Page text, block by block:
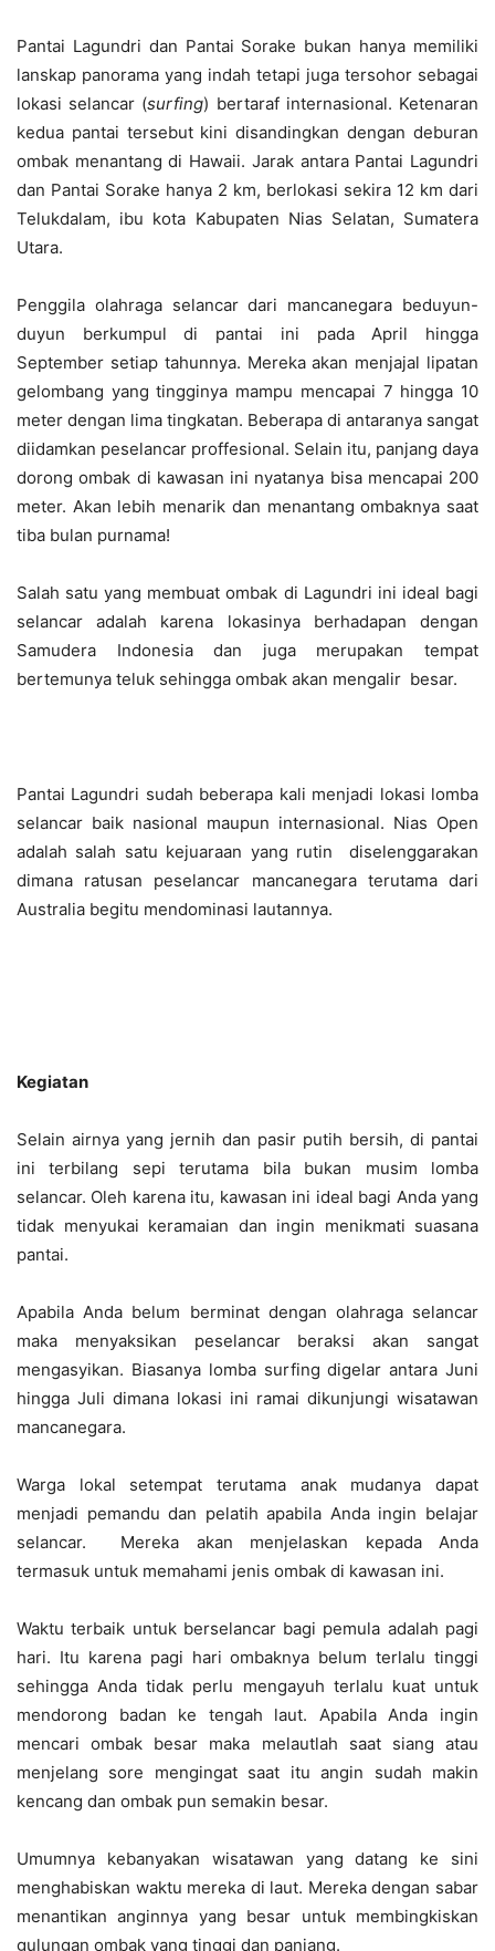
Pantai Lagundri dan Pantai Sorake bukan hanya memiliki
lanskap panorama yang indah tetapi juga tersohor sebagai
lokasi selancar (surfing) bertaraf internasional. Ketenaran
kedua pantai tersebut kini disandingkan dengan deburan
ombak menantang di Hawaii. Jarak antara Pantai Lagundri
dan Pantai Sorake hanya 2 km, berlokasi sekira 12 km dari
Telukdalam, ibu kota Kabupaten Nias Selatan, Sumatera
Utara.
Penggila olahraga selancar dari mancanegara beduyun-
duyun berkumpul di pantai ini pada April hingga
September setiap tahunnya. Mereka akan menjajal lipatan
gelombang yang tingginya mampu mencapai 7 hingga 10
meter dengan lima tingkatan. Beberapa di antaranya sangat
diidamkan peselancar proffesional. Selain itu, panjang daya
dorong ombak di kawasan ini nyatanya bisa mencapai 200
meter. Akan lebih menarik dan menantang ombaknya saat
tiba bulan purnama!
Salah satu yang membuat ombak di Lagundri ini ideal bagi
selancar adalah karena lokasinya berhadapan dengan
Samudera Indonesia dan juga merupakan tempat
bertemunya teluk sehingga ombak akan mengalir besar.
Pantai Lagundri sudah beberapa kali menjadi lokasi lomba
selancar baik nasional maupun internasional. Nias Open
adalah salah satu kejuaraan yang rutin diselenggarakan
dimana ratusan peselancar mancanegara terutama dari
Australia begitu mendominasi lautannya.
Kegiatan
Selain airnya yang jernih dan pasir putih bersih, di pantai
ini terbilang sepi terutama bila bukan musim lomba
selancar. Oleh karena itu, kawasan ini ideal bagi Anda yang
tidak menyukai keramaian dan ingin menikmati suasana
pantai.
Apabila Anda belum berminat dengan olahraga selancar
maka menyaksikan peselancar beraksi akan sangat
mengasyikan. Biasanya lomba surfing digelar antara Juni
hingga Juli dimana lokasi ini ramai dikunjungi wisatawan
mancanegara.
Warga lokal setempat terutama anak mudanya dapat
menjadi pemandu dan pelatih apabila Anda ingin belajar
selancar. Mereka akan menjelaskan kepada Anda
termasuk untuk memahami jenis ombak di kawasan ini.
Waktu terbaik untuk berselancar bagi pemula adalah pagi
hari. Itu karena pagi hari ombaknya belum terlalu tinggi
sehingga Anda tidak perlu mengayuh terlalu kuat untuk
mendorong badan ke tengah laut. Apabila Anda ingin
mencari ombak besar maka melautlah saat siang atau
menjelang sore mengingat saat itu angin sudah makin
kencang dan ombak pun semakin besar.
Umumnya kebanyakan wisatawan yang datang ke sini
menghabiskan waktu mereka di laut. Mereka dengan sabar
menantikan anginnya yang besar untuk membingkiskan
gulungan ombak yang tinggi dan panjang.